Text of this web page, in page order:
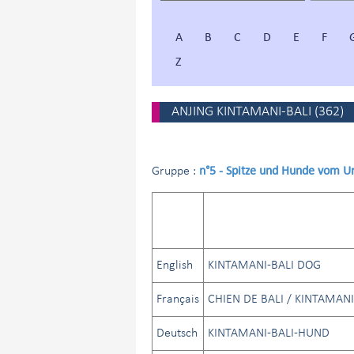
A B C D E F
Z
ANJING KINTAMANI-BALI (362)
Gruppe : n°5 - Spitze und Hunde vom
English KINTAMANI-BALI DOG
Français CHIEN DE BALI / KINTAMANI
Deutsch KINTAMANI-BALI-HUND